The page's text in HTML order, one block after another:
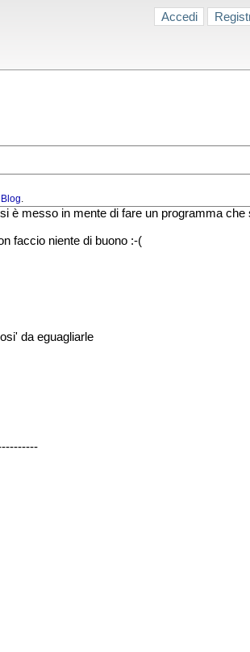
Accedi
Blog.
è messo in mente di fare un programma
faccio niente di buono :-(
da eguagliarle